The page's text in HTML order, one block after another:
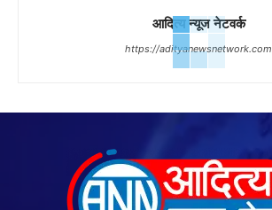
आदित्य न्यूज नेटवर्क
https://adityanewsnetwork.com